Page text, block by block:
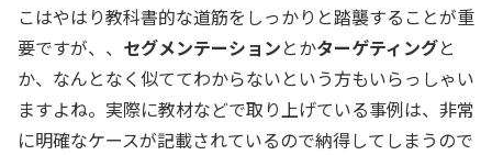
こはやはり教科書的な道筋をしっかりと踏襲することが重
要ですが、、 セグメンテーションとかターゲティングと
か、なんとなく似ててわからないという方もいらっしゃい
ますよね。実際に教材などで取り上げている事例は、非常
に明確なケースが記載されているので納得してしまうので